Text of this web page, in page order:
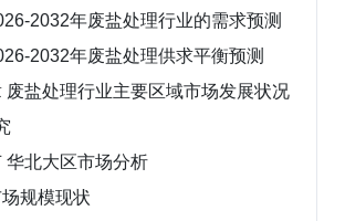
2032年废盐处理行业的需求预测
2032年废盐处理供求平衡预测
废盐处理行业主要区域市场发展状况
华北大区市场分析
规模现状